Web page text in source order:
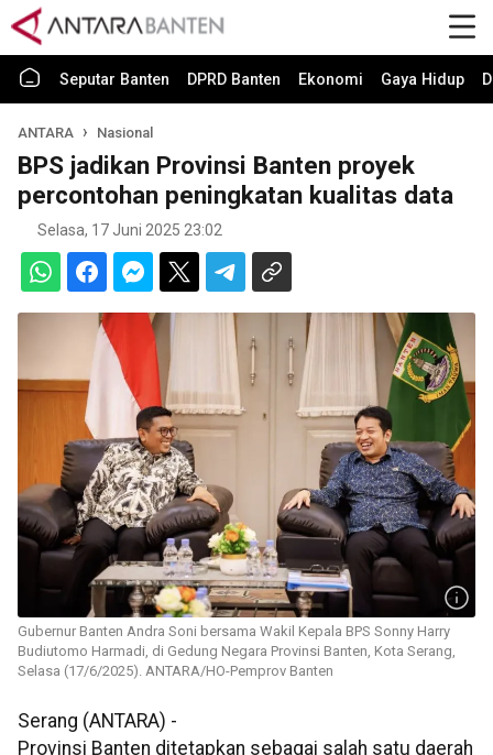
Seputar Banten DPRD Banten Ekonomi Gaya Hidup
ANTARA Nasional
BPS jadikan Provinsi Banten proyek
percontohan peningkatan kualitas data
Selasa, 17 Juni 2025 23:02
Gubernur Banten Andra Soni bersama Wakil Kepala BPS Sonny Harry
Budiutomo Harmadi, di Gedung Negara Provinsi Banten, Kota Serang,
Selasa (17/6/2025). ANTARA/HO-Pemprov Banten
Serang (ANTARA) -
Provinsi Banten ditetapkan sebagai salah satu daerah